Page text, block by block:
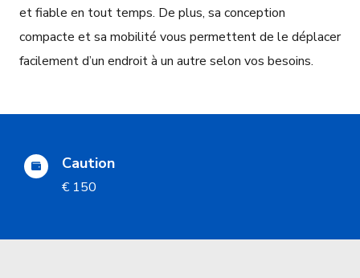
et fiable en tout temps. De plus, sa conception
compacte et sa mobilité vous permettent de le déplacer
facilement d’un endroit à un autre selon vos besoins.
Caution
€ 150